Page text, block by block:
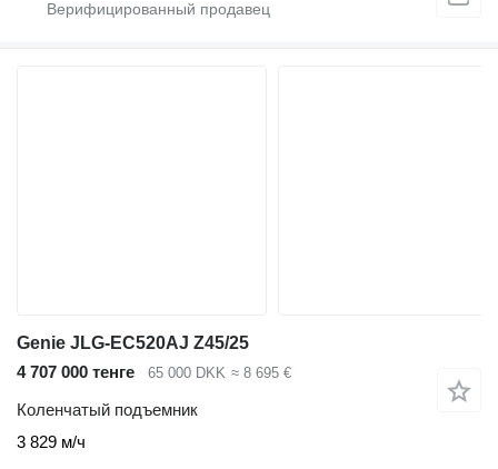
Genie JLG-EC520AJ Z45/25
4 707 000 тенге
65 000 DKK ≈ 8 695 €
Коленчатый подъемник
3 829 м/ч